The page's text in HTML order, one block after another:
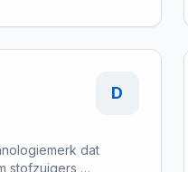
D
dat
stofzuigers,